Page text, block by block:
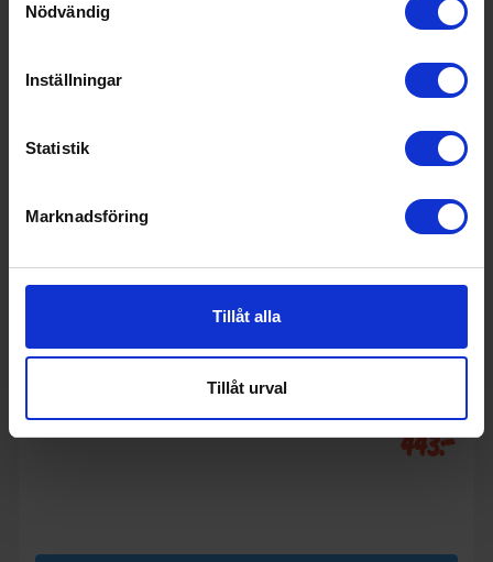
Nödvändig
Inställningar
Statistik
Marknadsföring
Tillåt alla
Tillåt urval
Mumin Fest tårtspade
443:-